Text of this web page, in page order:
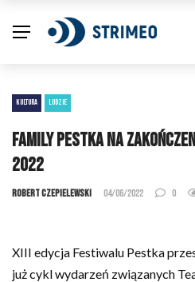
KULTURA LUDZIE
Family Pestka na
2022
Robert Czepielewski 04/06/2022 0
XIII edycja Festiwalu Pestka
już cykl wydarzeń związanych